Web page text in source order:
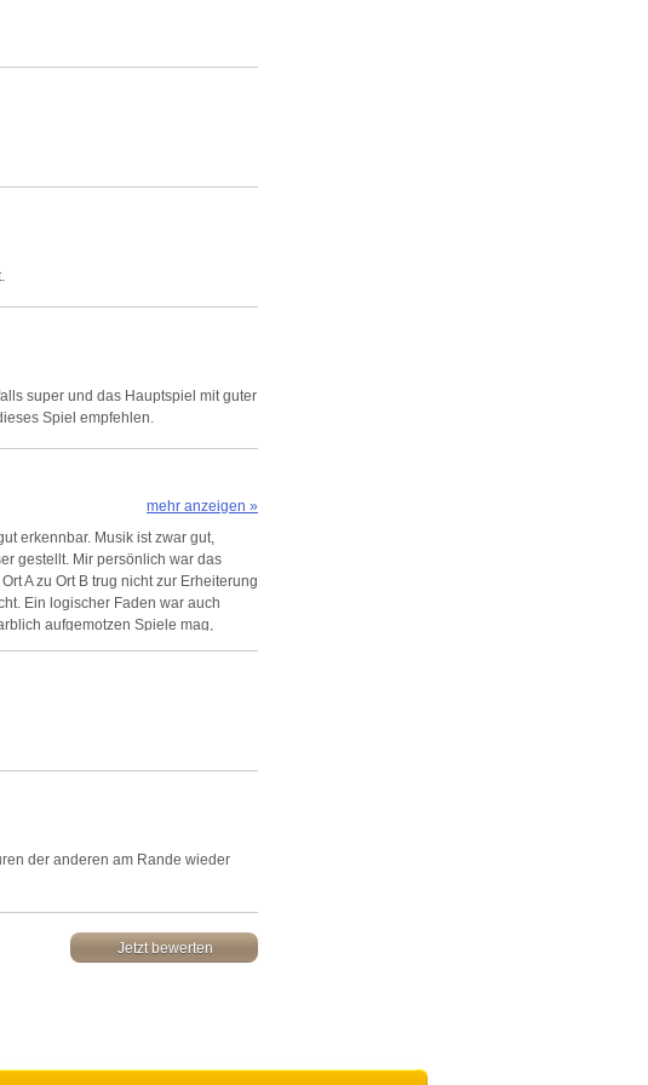
super und das Hauptspiel mit guter
Spiel empfehlen.
erkennbar. Musik ist zwar gut,
gestellt. Mir persönlich war das
A zu Ort B trug nicht zur Erheiterung
Ein logischer Faden war auch
aufgemotzen Spiele mag,
Ich würde es wieder kaufen -
mehr anzeigen »
der anderen am Rande wieder
Jetzt bewerten